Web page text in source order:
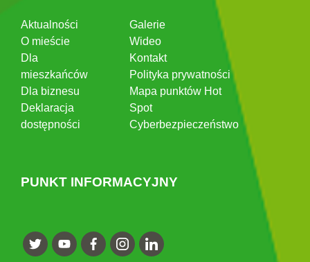
Aktualności
O mieście
Dla
mieszkańców
Dla biznesu
Deklaracja
dostępności
Galerie
Wideo
Kontakt
Polityka prywatności
Mapa punktów Hot
Spot
Cyberbezpieczeństwo
PUNKT INFORMACYJNY